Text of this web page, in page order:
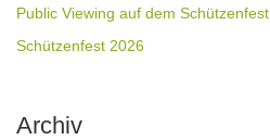
Public Viewing auf dem Schützenfest
Schützenfest 2026
Archiv